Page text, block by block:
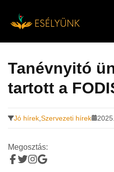
tartalomra
Tanévnyitó
tartott a
Jó hírek Szervezeti hírek
Megosztás: